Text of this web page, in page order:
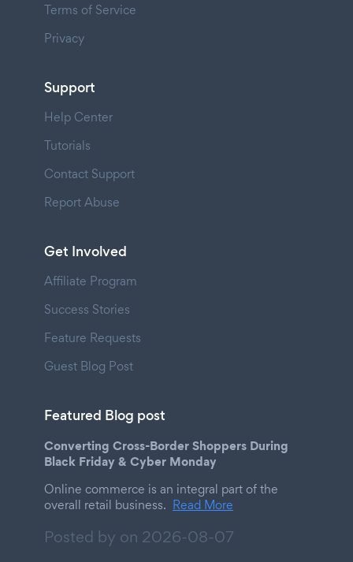
Terms of Service
Privacy
Support
Help Center
Tutorials
Contact Support
Report Abuse
Get Involved
Affiliate Program
Success Stories
Feature Requests
Guest Blog Post
Featured Blog post
Converting Cross-Border Shoppers During
Black Friday & Cyber Monday
Online commerce is an integral part of the
overall retail business. Read More
Posted by on 2026-08-07